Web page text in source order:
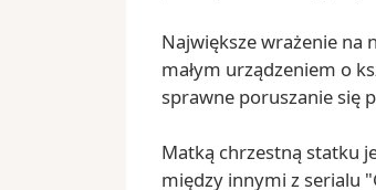
Największe wrażenie na
małym urządzeniem o
sprawne poruszanie się
Matką chrzestną statku
między innymi z serialu